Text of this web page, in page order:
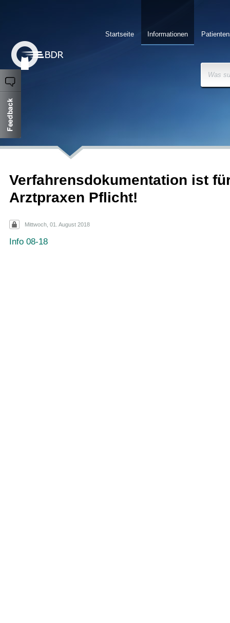
Informationen
Startseite
Was
Verfahrensdokumentation ist
Arztpraxen Pflicht!
Mittwoch, 01. August 2018
Info 08-18